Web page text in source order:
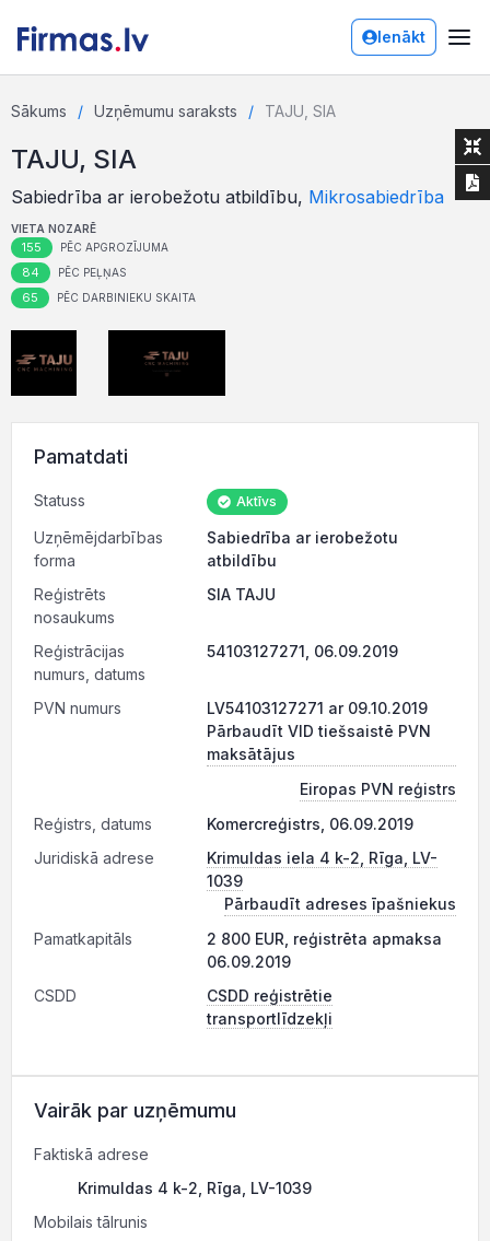
Ienākt
Sākums Uzņēmumu saraksts TAJU, SIA
TAJU, SIA
Sabiedrība ar ierobežotu atbildību, Mikrosabiedrība
VIETA NOZARĒ
155 PĒC APGROZĪJUMA
84 PĒC PEĻŅAS
65 PĒC DARBINIEKU SKAITA
Pamatdati
Statuss Aktīvs
Uzņēmējdarbības
forma
Sabiedrība ar ierobežotu
atbildību
Reģistrēts
nosaukums
SIA TAJU
Reģistrācijas
numurs, datums
54103127271, 06.09.2019
PVN numurs
LV54103127271 ar 09.10.2019
Pārbaudīt VID tiešsaistē PVN
maksātājus
Eiropas PVN reģistrs
Reģistrs, datums
Komercreģistrs, 06.09.2019
Juridiskā adrese
Krimuldas iela 4 k-2, Rīga, LV-
1039
Pārbaudīt adreses īpašniekus
Pamatkapitāls
2 800 EUR, reģistrēta apmaksa
06.09.2019
CSDD
CSDD reģistrētie
transportlīdzekļi
Vairāk par uzņēmumu
Faktiskā adrese
Krimuldas 4 k-2, Rīga, LV-1039
Mobilais tālrunis